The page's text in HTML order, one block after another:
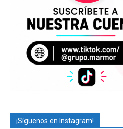
¡Síguenos en Instagram!